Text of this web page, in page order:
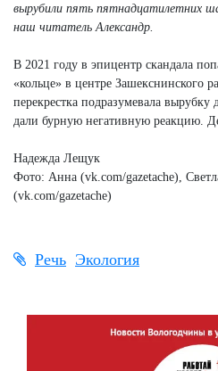
вырубили пять пятнадцатилетних
наш читатель Александр.
В 2021 году в эпицентр скандала
«кольце» в центре Зашекснинского
перекрестка подразумевала вырубку
дали бурную негативную реакцию.
Надежда Лещук
Фото: Анна (vk.com/gazetache),
(vk.com/gazetache)
Речь Экология